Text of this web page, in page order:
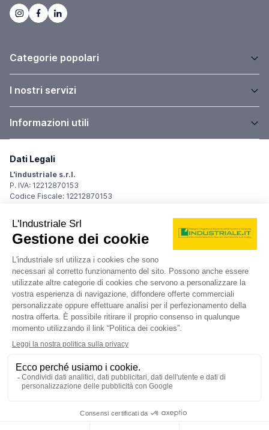
Categorie popolari
I nostri servizi
Informazioni utili
Dati Legali
L'industriale s.r.l.
P. IVA: 12212870153
Codice Fiscale: 12212870153
Sede Legale
Via Carlo Dolci, 32
20148 Milano (MI)
Italy
Registro Imprese
Iscrizione R.I.: 12212870153
REA: MI-1539011
Capitale sociale: Euro 10.400,00 i.v.
Contatti
info@industriale.it
PEC:industriale@pec.industriale.it
02 8969 3116
Informativa privacy - Cookie
| Condizioni di navigazione